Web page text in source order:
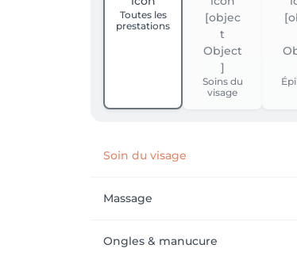
Toutes les
prestations
Soins du
visage
Soin du visage
Massage
Ongles & manucure